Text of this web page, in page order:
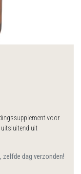
voor
uitsluitend uit
zelfde dag verzonden!